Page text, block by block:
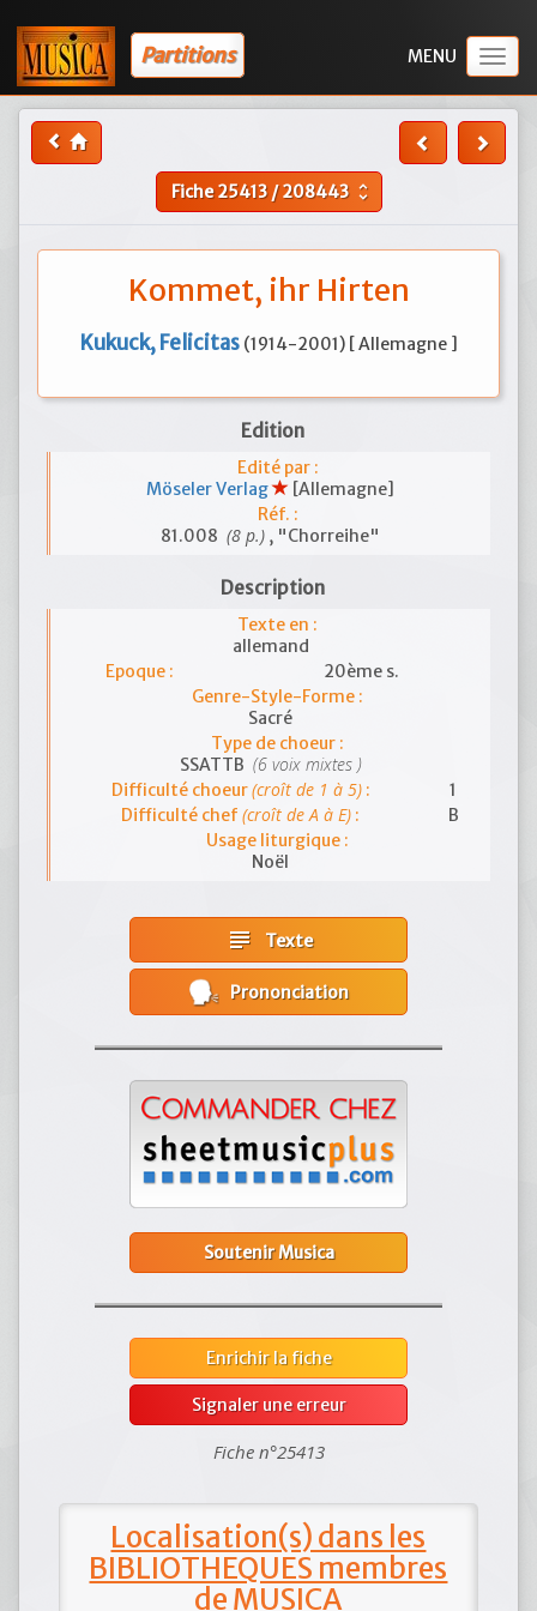
Partitions
Fiche25413/208443 unfold_more
Kommet, ihr Hirten
Kukuck, Felicitas (1914-2001) [ Allemagne ]
Edition
Edité par :
Möseler Verlag
[Allemagne]
Réf. :
81.008 (8 p.) , "Chorreihe"
Description
Texte en :
allemand
Epoque :
20ème s.
Genre-Style-Forme :
Sacré
Type de choeur :
SSATTB (6 voix mixtes )
Difficulté choeur(croît de 1 à 5):
1
Difficulté chef(croît de A à E) :
B
Usage liturgique :
Noël
subject Texte
Prononciation
Soutenir Musica
Enrichir la fiche
Signaler une erreur
Fiche n°25413
Localisation(s) dans les
BIBLIOTHEQUES membres
de MUSICA